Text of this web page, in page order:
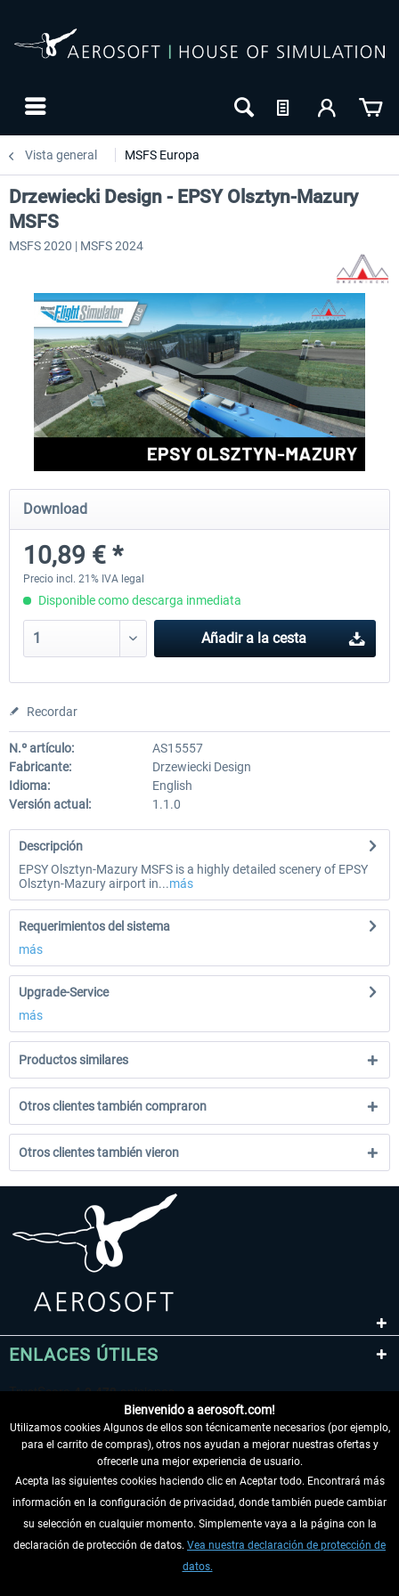
Vista general MSFS Europa
Aerosoft Mega Airport Brussels Aerosoft Airport Cologne/
Drzewiecki Design - EPSY Olsztyn-Mazury
MSFS
MSFS 2020 | MSFS 2024
Download
10,89 € *
Precio incl. 21% IVA legal
Disponible como descarga inmediata
Añadir a la cesta
Recordar
N.º artículo:
AS15557
Fabricante:
Drzewiecki Design
Idioma:
English
Versión actual:
1.1.0
Descripción
EPSY Olsztyn-Mazury MSFS is a highly detailed scenery of EPSY
Olsztyn-Mazury airport in...más
Requerimientos del sistema
más
Upgrade-Service
más
Productos similares
Otros clientes también compraron
Otros clientes también vieron
ENLACES ÚTILES
DESISTIR DEL CONTRATO
INFORMACIÓN
Bienvenido a aerosoft.com!
Utilizamos cookies Algunos de ellos son técnicamente necesarios (por ejemplo,
para el carrito de compras), otros nos ayudan a mejorar nuestras ofertas y
ofrecerle una mejor experiencia de usuario.
Acepta las siguientes cookies haciendo clic en Aceptar todo. Encontrará más
información en la configuración de privacidad, donde también puede cambiar
su selección en cualquier momento. Simplemente vaya a la página con la
declaración de protección de datos. Vea nuestra declaración de protección de
datos.